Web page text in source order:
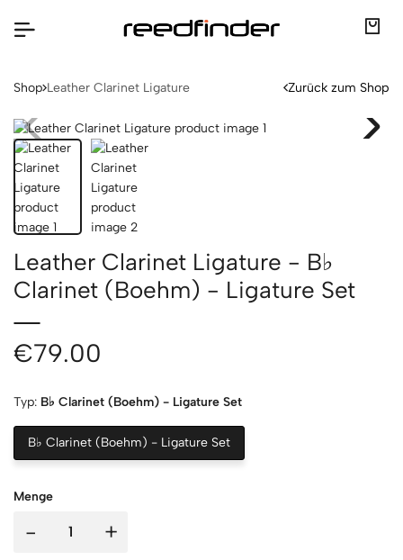
Shop Leather Clarinet Ligature Zurück zum Shop
Leather Clarinet Ligature - B♭
Clarinet (Boehm) - Ligature Set
€79.00
Typ: B♭ Clarinet (Boehm) - Ligature Set
B♭ Clarinet (Boehm) - Ligature Set
Menge
- +